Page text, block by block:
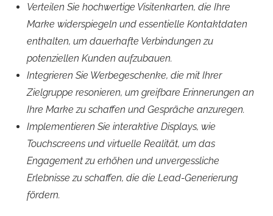
Verteilen Sie hochwertige Visitenkarten, die Ihre
Marke widerspiegeln und essentielle Kontaktdaten
enthalten, um dauerhafte Verbindungen zu
potenziellen Kunden aufzubauen.
Integrieren Sie Werbegeschenke, die mit Ihrer
Zielgruppe resonieren, um greifbare Erinnerungen an
Ihre Marke zu schaffen und Gespräche anzuregen.
Implementieren Sie interaktive Displays, wie
Touchscreens und virtuelle Realität, um das
Engagement zu erhöhen und unvergessliche
Erlebnisse zu schaffen, die die Lead-Generierung
fördern.